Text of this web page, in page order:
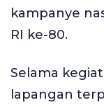
kampanye
RI ke-80.
Selama
lapangan